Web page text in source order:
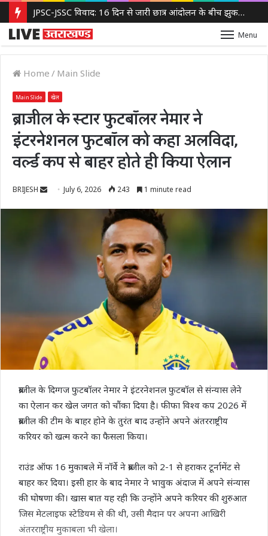
JPSC-JSSC विवाद: 16 दिन से जारी छात्र आंदोलन के बीच झुकती दिखी झारखंड सरकार, 14वीं JPSC PT रद्द करने पर विचार
Menu
Home / Main Slide
Main Slide खेल
ब्राजील के स्टार फुटबॉलर नेमार ने
इंटरनेशनल फुटबॉल को कहा अलविदा,
वर्ल्ड कप से बाहर होते ही किया ऐलान
BRIJESH
SendJuly 6, 2026 243 1 minute read
ब्राजील के दिग्गज फुटबॉलर नेमार ने इंटरनेशनल फुटबॉल से संन्यास लेने
का ऐलान कर खेल जगत को चौंका दिया है। फीफा विश्व कप 2026 में
ब्राजील की टीम के बाहर होने के तुरंत बाद उन्होंने अपने अंतरराष्ट्रीय
करियर को खत्म करने का फैसला किया।
राउंड ऑफ 16 मुकाबले में नॉर्वे ने ब्राजील को 2-1 से हराकर टूर्नामेंट से
बाहर कर दिया। इसी हार के बाद नेमार ने भावुक अंदाज में अपने संन्यास
की घोषणा की। खास बात यह रही कि उन्होंने अपने करियर की शुरुआत
जिस मेटलाइफ स्टेडियम से की थी, उसी मैदान पर अपना आखिरी
अंतरराष्ट्रीय मुकाबला भी खेला।